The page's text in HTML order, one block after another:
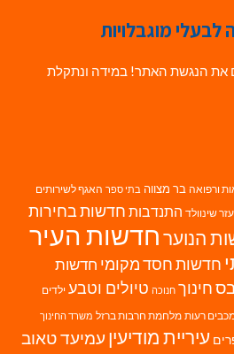
מוגבלויות
את הנגשת האתר! במידה ונתקלת
ורפואה בר מצווה בתי ספר האגף לשירותים
שינוולד התנדבות חדשות בחירות
הנוערחדשות העיר
חדשות חסד מקומי חדשות
חינוך חנוכה טיולים וטבע ילדים
מכבים רעות מלחמת חרבות ברזל משרד החינוך
עיריית מודיעין עמיעד טאוב